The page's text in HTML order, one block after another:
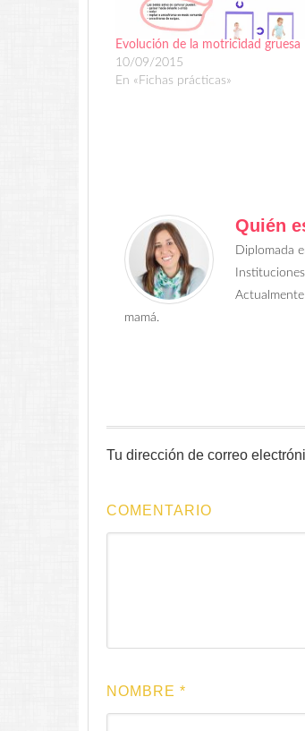
Evolución de la motricidad gruesa
10/09/2015
En «Fichas prácticas»
Quién
Diplomada
mamá.
Tu dirección de correo
COMENTARIO
NOMBRE *